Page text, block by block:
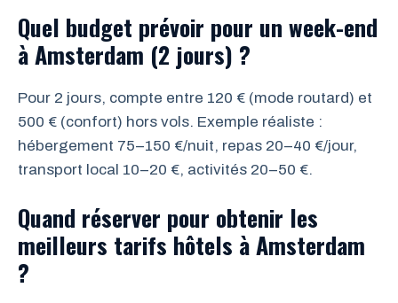
Quel budget prévoir pour un week-end
à Amsterdam (2 jours) ?
Pour 2 jours, compte entre 120 € (mode routard) et
500 € (confort) hors vols. Exemple réaliste :
hébergement 75–150 €/nuit, repas 20–40 €/jour,
transport local 10–20 €, activités 20–50 €.
Quand réserver pour obtenir les
meilleurs tarifs hôtels à Amsterdam
?